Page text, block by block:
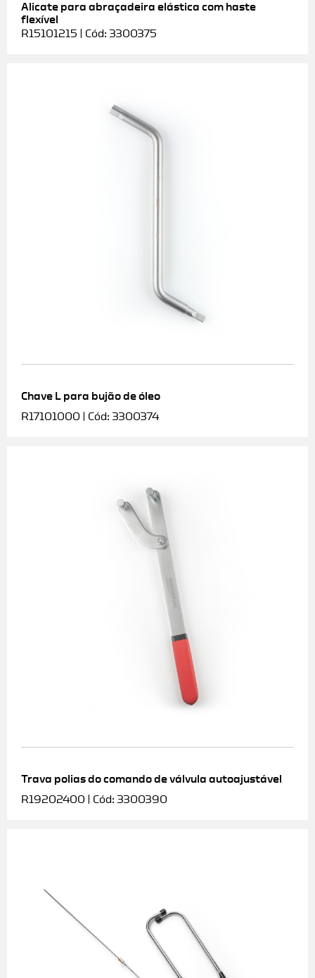
Alicate para abraçadeira elástica com haste
flexível
R15101215 | Cód: 3300375
Chave L para bujão de óleo
R17101000 | Cód: 3300374
Trava polias do comando de válvula autoajustável
R19202400 | Cód: 3300390